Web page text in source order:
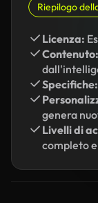
Riepilogo
Licenza:
Contenuto:
Specifiche:
genera
Livelli di
completo